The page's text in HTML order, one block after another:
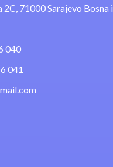
71000 Sarajevo Bosna i
040
041